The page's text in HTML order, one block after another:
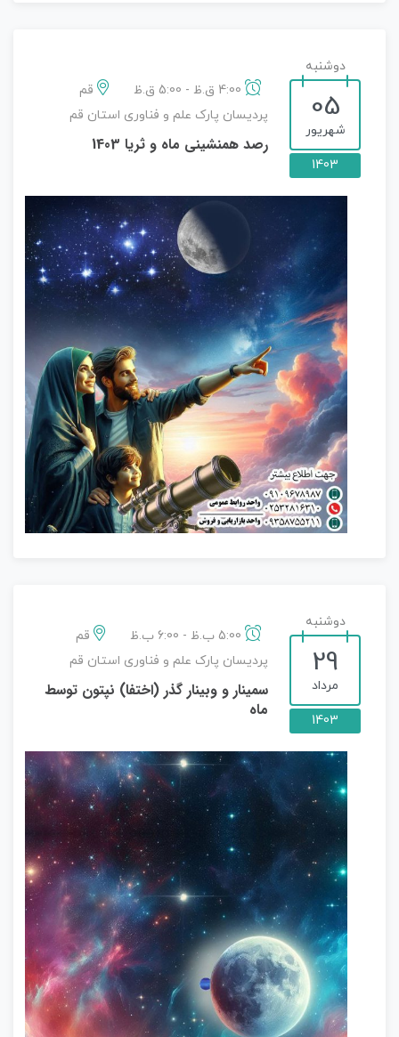
دوشنبه
05
شهریور
1403
قم
پردیسان پارک علم و فناوری استان قم
رصد همنشینی ماه و ثریا 1403
دوشنبه
29
مرداد
1403
قم
پردیسان پارک علم و فناوری استان قم
سمینار و وبینار گذر (اختفا) نپتون توسط
ماه